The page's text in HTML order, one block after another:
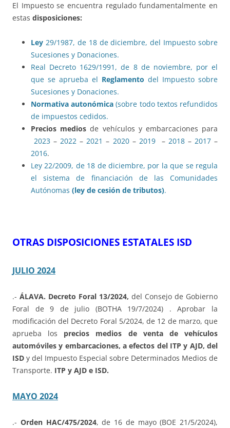
El Impuesto se encuentra regulado fundamentalmente en
estas disposiciones:
Ley 29/1987, de 18 de diciembre, del Impuesto sobre
Sucesiones y Donaciones.
Real Decreto 1629/1991, de 8 de noviembre, por el
que se aprueba el Reglamento del Impuesto sobre
Sucesiones y Donaciones.
Normativa autonómica (sobre todo textos refundidos
de impuestos cedidos.
Precios medios de vehículos y embarcaciones para
2023 –2022 –2021 – 2020– 2019 – 2018– 2017 –
2016.
Ley 22/2009, de 18 de diciembre, por la que se regula
el sistema de financiación de las Comunidades
Autónomas (ley de cesión de tributos).
OTRAS DISPOSICIONES ESTATALES ISD
JULIO 2024
.- ÁLAVA. Decreto Foral 13/2024, del Consejo de Gobierno
Foral de 9 de julio (BOTHA 19/7/2024) . Aprobar la
modificación del Decreto Foral 5/2024, de 12 de marzo, que
aprueba los precios medios de venta de vehículos
automóviles y embarcaciones, a efectos del ITP y AJD, del
ISD y del Impuesto Especial sobre Determinados Medios de
Transporte. ITP y AJD e ISD.
MAYO 2024
.- Orden HAC/475/2024, de 16 de mayo (BOE 21/5/2024),